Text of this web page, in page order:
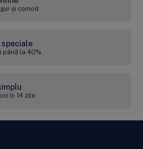
și comod
până la 40%
în 14 zile